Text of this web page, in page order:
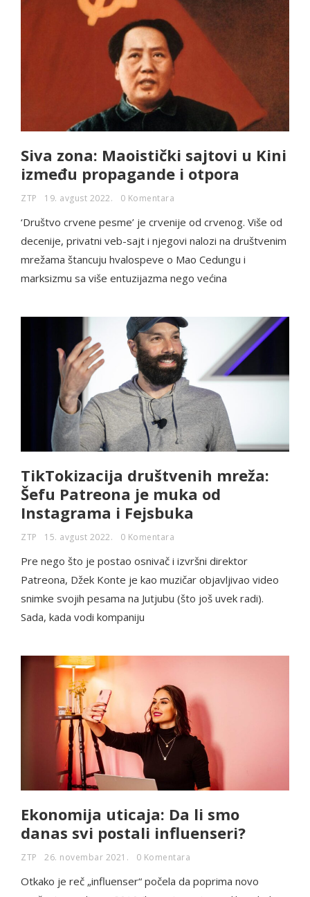
Siva zona: Maoistički sajtovi u Kini
između propagande i otpora
ZTP 19. avgust 2022. 0 Komentara
‘Društvo crvene pesme’ je crvenije od crvenog. Više od
decenije, privatni veb-sajt i njegovi nalozi na društvenim
mrežama štancuju hvalospeve o Mao Cedungu i
marksizmu sa više entuzijazma nego većina
TikTokizacija društvenih mreža:
Šefu Patreona je muka od
Instagrama i Fejsbuka
ZTP 15. avgust 2022. 0 Komentara
Pre nego što je postao osnivač i izvršni direktor
Patreona, Džek Konte je kao muzičar objavljivao video
snimke svojih pesama na Jutjubu (što još uvek radi).
Sada, kada vodi kompaniju
Ekonomija uticaja: Da li smo
danas svi postali influenseri?
ZTP 26. novembar 2021. 0 Komentara
Otkako je reč „influenser“ počela da poprima novo